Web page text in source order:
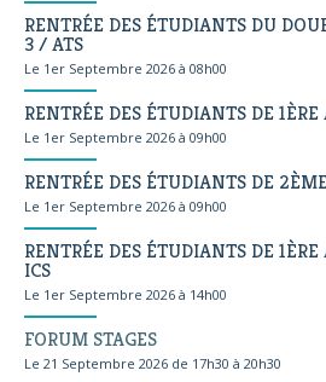
RENTRÉE DES ÉTUDIANTS DU
3 / ATS
Le 1er Septembre 2026 à 08h00
RENTRÉE DES ÉTUDIANTS DE
Le 1er Septembre 2026 à 09h00
RENTRÉE DES ÉTUDIANTS DE
Le 1er Septembre 2026 à 09h00
RENTRÉE DES ÉTUDIANTS DE
ICS
Le 1er Septembre 2026 à 14h00
FORUM STAGES
Le 21 Septembre 2026 de 17h30 à 20h30